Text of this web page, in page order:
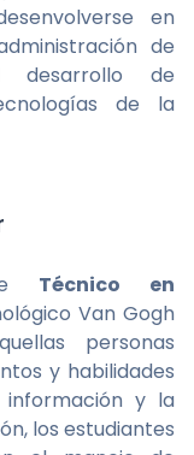
en
de
desarrollo de
de la
Técnico en
Van Gogh
personas
y habilidades
y la
los estudiantes